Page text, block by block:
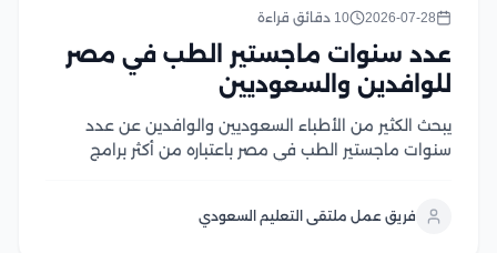
2026-07-28 10 دقائق قراءة
عدد سنوات ماجستير الطب في مصر
للوافدين والسعوديين
يبحث الكثير من الأطباء السعوديين والوافدين عن عدد
سنوات ماجستير الطب في مصر باعتباره من أكثر برامج
كما يهتم الأطباء بمعرفة مدة دراسة الماجستير في...
فريق عمل ملتقى التعليم السعودي